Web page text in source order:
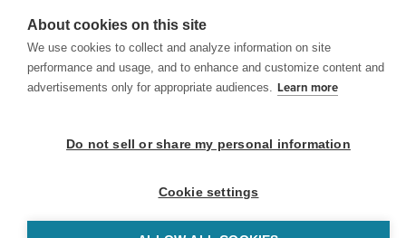
About cookies on this site
We use cookies to collect and analyze information on site
performance and usage, and to enhance and customize content and
advertisements only for appropriate audiences. Learn more
Do not sell or share my personal information
Cookie settings